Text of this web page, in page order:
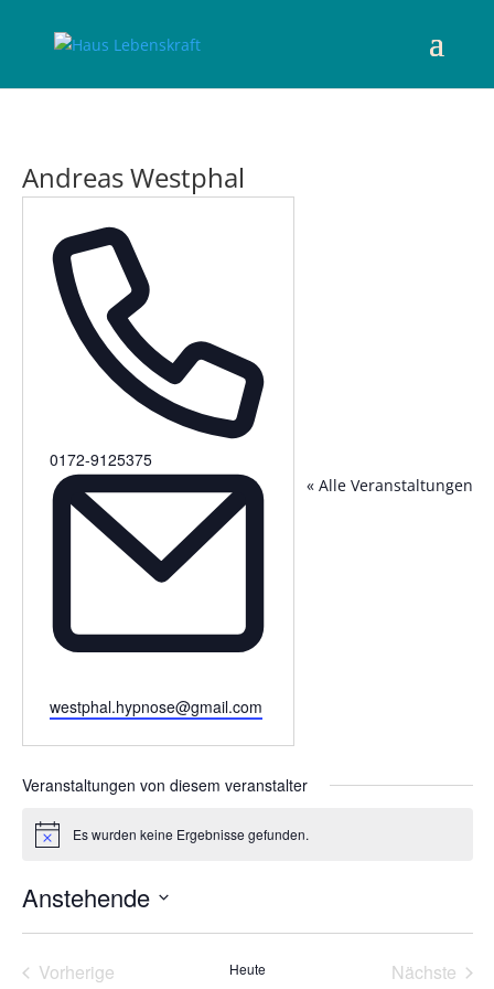
Andreas Westphal
« Alle Veranstaltungen
Telefon
0172-9125375
Email
westphal.hypnose@gmail.com
Veranstaltungen von diesem veranstalter
HinweisEs wurden keine Ergebnisse gefunden.
Anstehende
Vorherige
Heute
Nächste